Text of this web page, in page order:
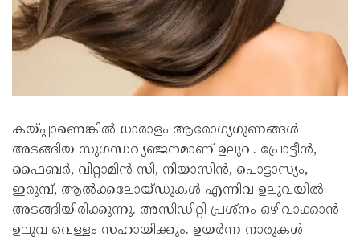
കയ്പ്പാണെങ്കിൽ ധാരാളം ആരോ​ഗ്യ​ഗുണങ്ങൾ
അടങ്ങിയ സുഗന്ധവ്യഞ്ജനമാണ് ഉലുവ. പ്രോട്ടീൻ,
ഫൈബർ, വിറ്റാമിൻ സി, നിയാസിൻ, പൊട്ടാസ്യം,
ഇരുമ്പ്, ആൽക്കലോയ്ഡുകൾ എന്നിവ ഉലുവയിൽ
അടങ്ങിയിരിക്കുന്നു. അസിഡിറ്റി പ്രശ്നം ഒഴിവാക്കാൻ
ഉലുവ വെള്ളം സഹായിക്കും. ഉയർന്ന നാരുകൾ